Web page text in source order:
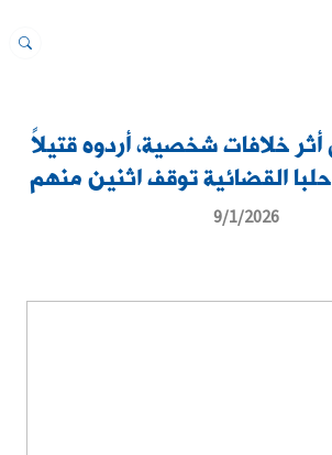
خلافات شخصية، أردوه قتيلاً
القضائية توقف اثنين منهم
9/1/2026